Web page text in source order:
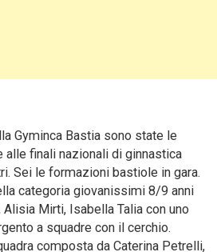
Gyminca Bastia sono state le
alle finali nazionali di ginnastica
Sei le formazioni bastiole in gara.
categoria giovanissimi 8/9 anni
Mirti, Isabella Talia con uno
a squadre con il cerchio.
composta da Caterina Petrelli,